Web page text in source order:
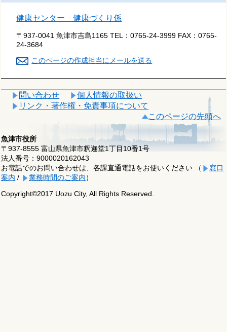
健康センター 健康づくり係
〒937-0041 魚津市吉島1165 TEL：0765-24-3999 FAX：0765-
24-3684
このページの作成担当にメールを送る
問い合わせ
個人情報の取扱い
リンク・著作権・免責事項について
このページの先頭へ
魚津市役所
〒937-8555 富山県魚津市釈迦堂1丁目10番1号
法人番号：9000020162043
お電話でのお問い合わせは、各課直通電話をお使いください （
窓口
案内 / 業務時間のご案内）
Copyright©2017 Uozu City, All Rights Reserved.